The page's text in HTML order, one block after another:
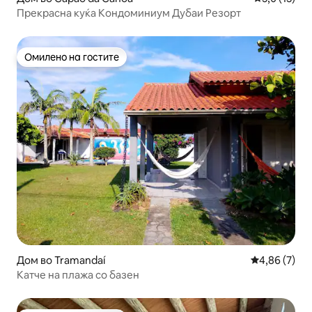
Прекрасна куќа Кондоминиум Дубаи Резорт
Омилено на гостите
Омилено на гостите
Дом во Tramandaí Просечна
4,86 (7)
Катче на плажа со базен